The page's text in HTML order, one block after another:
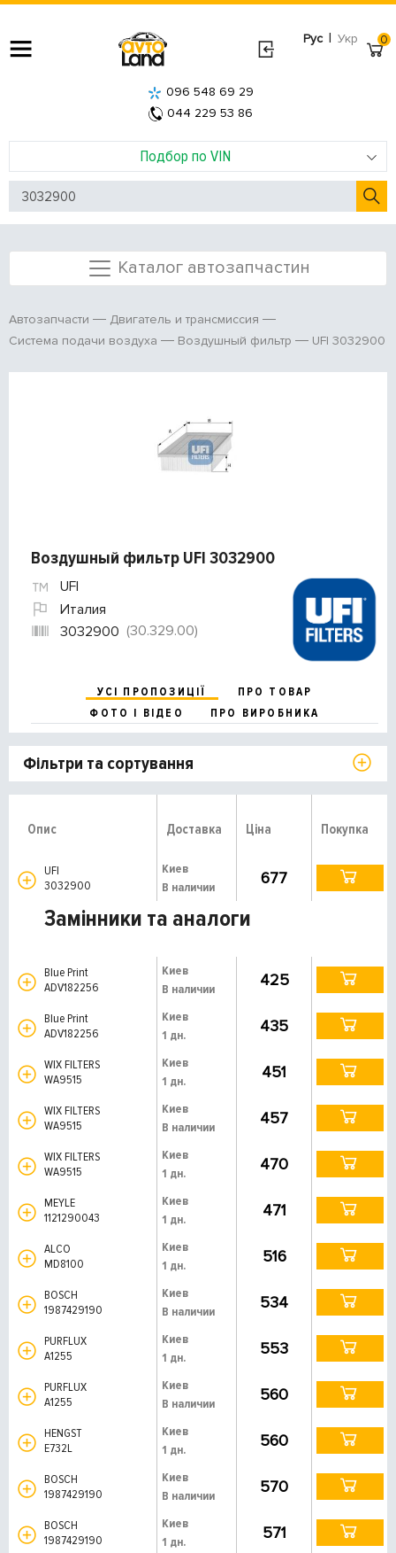
Рус | Укр
Подбор по VIN
096 548 69 29
044 229 53 86
0
Каталог автозапчастин
Автозапчасти
Двигатель и трансмиссия
Система подачи воздуха
Воздушный фильтр UFI 3032900
Воздушный фильтр UFI 3032900
UFI
Италия
3032900 (30.329.00)
УСІ ПРОПОЗИЦІЇ
ПРО ТОВАР
ФОТО І ВІДЕО
ПРО ВИРОБНИКА
Фільтри та сортування
Опис Доставка Ціна Покупка
UFI
3032900
Киев
В наличии
677
Замінники та аналоги
Blue Print
ADV182256
Киев
В наличии
425
Blue Print
ADV182256
Киев
1 дн.
435
WIX FILTERS
WA9515
Киев
1 дн.
451
WIX FILTERS
WA9515
Киев
В наличии
457
WIX FILTERS
WA9515
Киев
1 дн.
470
MEYLE
1121290043
Киев
1 дн.
471
ALCO
MD8100
Киев
1 дн.
516
BOSCH
1987429190
Киев
В наличии
534
PURFLUX
A1255
Киев
1 дн.
553
PURFLUX
A1255
Киев
В наличии
560
HENGST
E732L
Киев
1 дн.
560
BOSCH
1987429190
Киев
В наличии
570
BOSCH
1987429190
Киев
1 дн.
571